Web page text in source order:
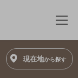
メ
現在地から探す